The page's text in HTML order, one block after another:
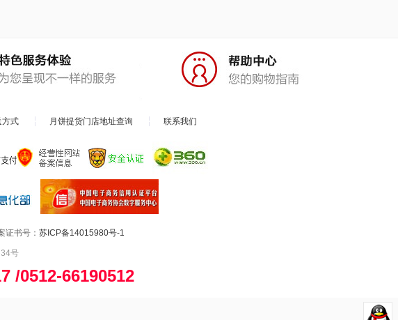
方式 月饼提货门店地址查询 联系我们
证书号： 苏ICP备14015980号-1
号
/0512-66190512